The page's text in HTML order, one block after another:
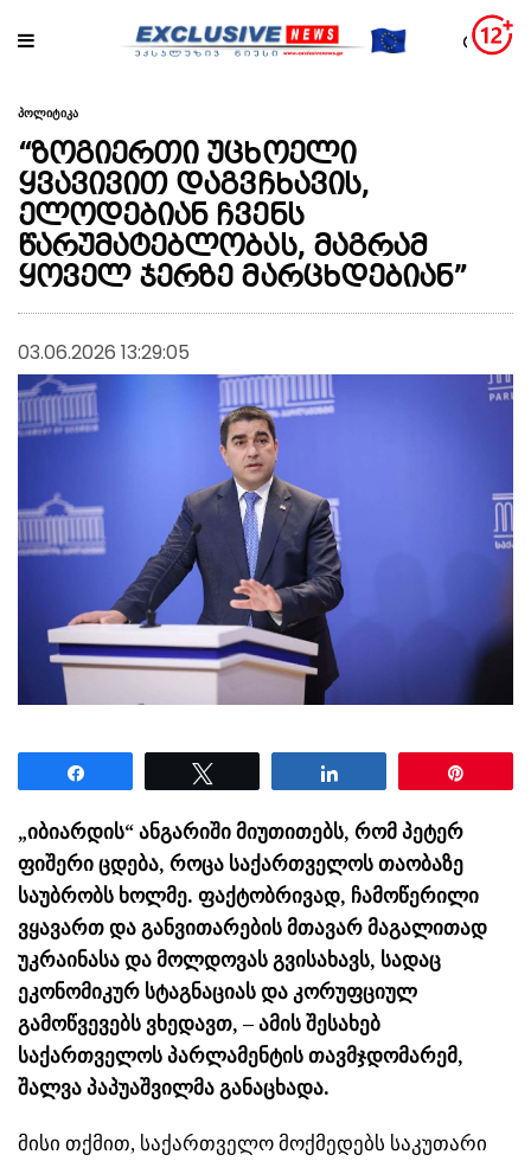
პოლიტიკა
“ზოგიერთი უცხოელი
ყვავივით დაგვჩხავის,
ელოდებიან ჩვენს
წარუმატებლობას, მაგრამ
ყოველ ჯერზე მარცხდებიან”
03.06.2026 13:29:05
„იბიარდის“ ანგარიში მიუთითებს, რომ პეტერ
ფიშერი ცდება, როცა საქართველოს თაობაზე
საუბრობს ხოლმე. ფაქტობრივად, ჩამოწერილი
ვყავართ და განვითარების მთავარ მაგალითად
უკრაინასა და მოლდოვას გვისახავს, სადაც
ეკონომიკურ სტაგნაციას და კორუფციულ
გამოწვევებს ვხედავთ, – ამის შესახებ
საქართველოს პარლამენტის თავმჯდომარემ,
შალვა პაპუაშვილმა განაცხადა.
მისი თქმით, საქართველო მოქმედებს საკუთარი